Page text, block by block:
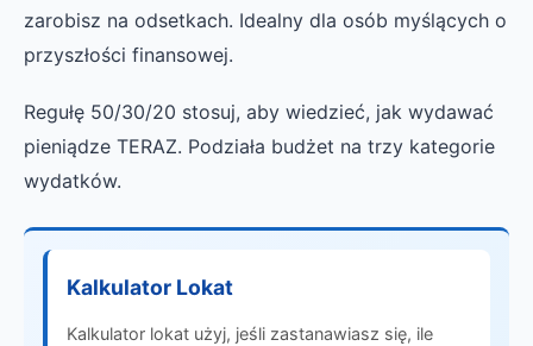
zarobisz na odsetkach. Idealny dla osób myślących o
przyszłości finansowej.
Regułę 50/30/20 stosuj, aby wiedzieć, jak wydawać
pieniądze TERAZ. Podziała budżet na trzy kategorie
wydatków.
Kalkulator Lokat
Kalkulator lokat użyj, jeśli zastanawiasz się, ile